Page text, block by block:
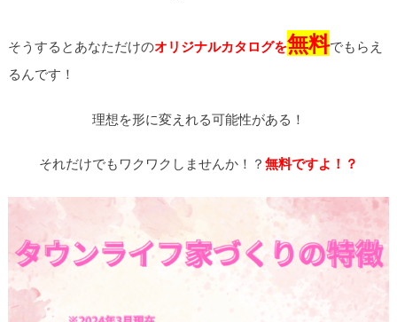
そうするとあなただけのオリジナルカタログを無料でもらえ
るんです！
理想を形に変えれる可能性がある！
それだけでもワクワクしませんか！？ 無料ですよ！？